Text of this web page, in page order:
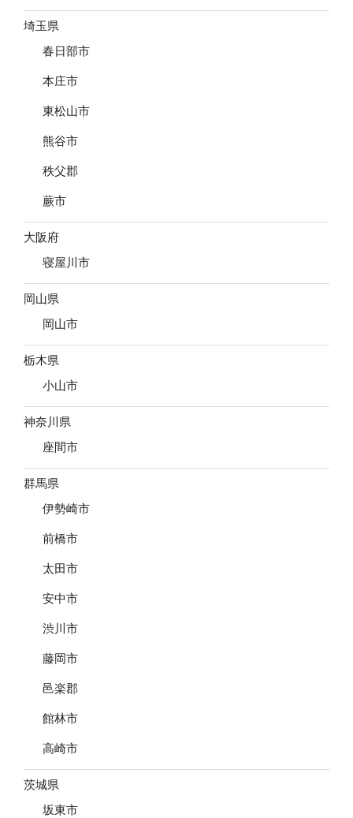
埼玉県
春日部市
本庄市
東松山市
熊谷市
秩父郡
蕨市
大阪府
寝屋川市
岡山県
岡山市
栃木県
小山市
神奈川県
座間市
群馬県
伊勢崎市
前橋市
太田市
安中市
渋川市
藤岡市
邑楽郡
館林市
高崎市
茨城県
坂東市